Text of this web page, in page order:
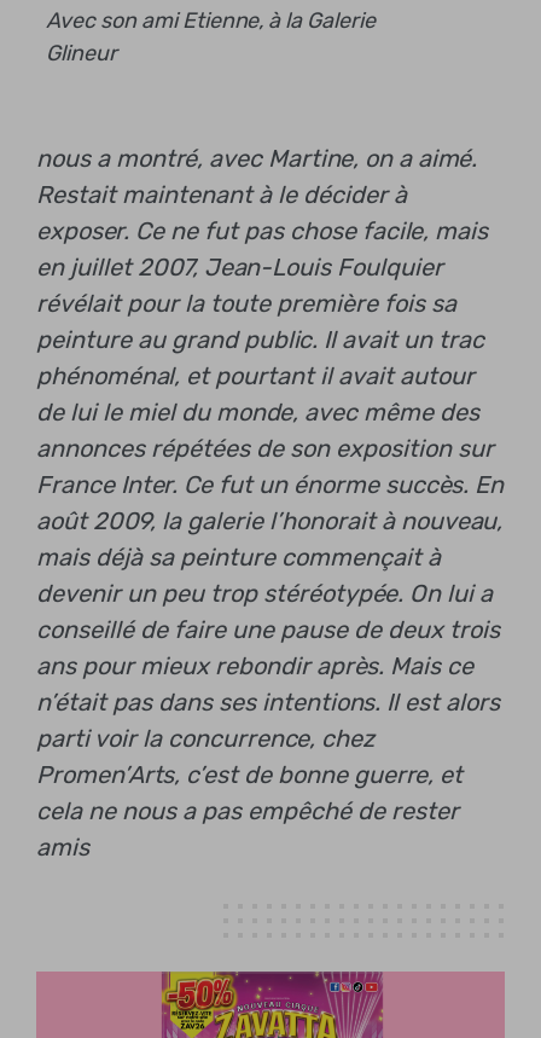
Avec son ami Etienne, à la Galerie
Glineur
nous a montré, avec Martine, on a aimé.
Restait maintenant à le décider à
exposer. Ce ne fut pas chose facile, mais
en juillet 2007, Jean-Louis Foulquier
révélait pour la toute première fois sa
peinture au grand public. Il avait un trac
phénoménal, et pourtant il avait autour
de lui le miel du monde, avec même des
annonces répétées de son exposition sur
France Inter. Ce fut un énorme succès. En
août 2009, la galerie l’honorait à nouveau,
mais déjà sa peinture commençait à
devenir un peu trop stéréotypée. On lui a
conseillé de faire une pause de deux trois
ans pour mieux rebondir après. Mais ce
n’était pas dans ses intentions. Il est alors
parti voir la concurrence, chez
Promen’Arts, c’est de bonne guerre, et
cela ne nous a pas empêché de rester
amis